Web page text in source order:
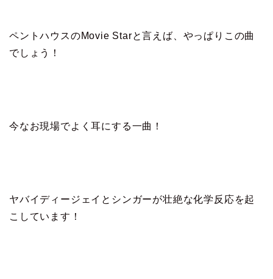
ペントハウスのMovie Starと言えば、やっぱりこの曲
でしょう！
今なお現場でよく耳にする一曲！
ヤバイディージェイとシンガーが壮絶な化学反応を起
こしています！